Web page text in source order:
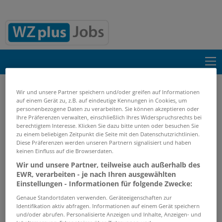
Suche einblenden
Start Suchergebnisse
Jobs von dentaltechnik-eickels-retz-
GRENZEN SIE IHRE SUCHE EIN
Keine Suchergebnisse gefunden.
Wir und unsere Partner speichern und/oder greifen auf Informationen
auf einem Gerät zu, z.B. auf eindeutige Kennungen in Cookies, um
personenbezogene Daten zu verarbeiten. Sie können akzeptieren oder
Ihre Präferenzen verwalten, einschließlich Ihres Widerspruchsrechts bei
berechtigtem Interesse. Klicken Sie dazu bitte unten oder besuchen Sie
zu einem beliebigen Zeitpunkt die Seite mit den Datenschutzrichtlinien.
Diese Präferenzen werden unseren Partnern signalisiert und haben
keinen Einfluss auf die Browserdaten.
Wir und unsere Partner, teilweise auch außerhalb des
EWR, verarbeiten - je nach Ihren ausgewählten
Einstellungen - Informationen für folgende Zwecke:
Genaue Standortdaten verwenden. Geräteeigenschaften zur
Identifikation aktiv abfragen. Informationen auf einem Gerät speichern
und/oder abrufen. Personalisierte Anzeigen und Inhalte, Anzeigen- und